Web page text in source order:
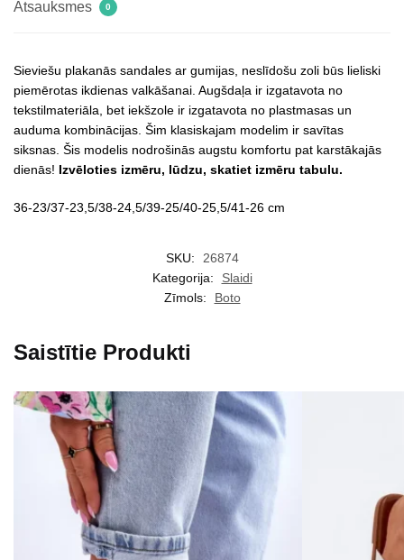
Atsauksmes 0
Sieviešu plakanās sandales ar gumijas, neslīdošu zoli būs lieliski
piemērotas ikdienas valkāšanai. Augšdaļa ir izgatavota no
tekstilmateriāla, bet iekšzole ir izgatavota no plastmasas un
auduma kombinācijas. Šim klasiskajam modelim ir savītas
siksnas. Šis modelis nodrošinās augstu komfortu pat karstākajās
dienās! Izvēloties izmēru, lūdzu, skatiet izmēru tabulu.
36-23/37-23,5/38-24,5/39-25/40-25,5/41-26 cm
SKU:
26874
Kategorija:
Slaidi
Zīmols:
Boto
Saistītie Produkti